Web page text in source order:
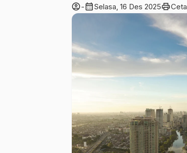
account_circle-calendar_monthSelasa, 16 Des 2025print